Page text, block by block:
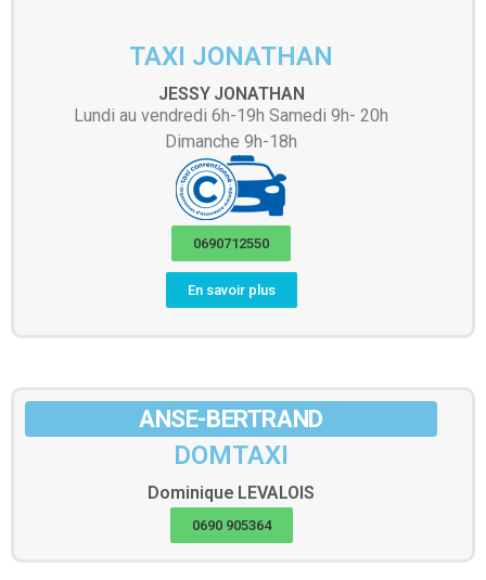
TAXI JONATHAN
JESSY JONATHAN
Lundi au vendredi 6h-19h Samedi 9h- 20h
Dimanche 9h-18h
0690712550
En savoir plus
ANSE-BERTRAND
DOMTAXI
Dominique LEVALOIS
0690 905364